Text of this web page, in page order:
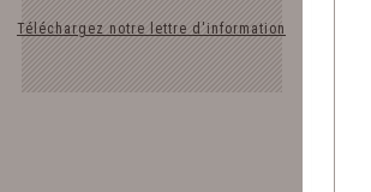
Téléchargez notre lettre d'information